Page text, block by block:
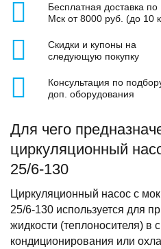
Бесплатная доставка по
Мск от 8000 руб. (до 10
Скидки и купоны на
следующую покупку
Консультация по
доп. оборудования
Для чего
циркуляционный
25/6-130
Циркуляционный насос с
25/6-130 используется для
жидкости (теплоносителя) в
кондиционирования или